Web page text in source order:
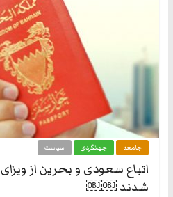
و
است
که
هم
به
نه
و
جامعه جهانگردی سیاست
اتباع سعودی و بحرین از
شدند ￼￼